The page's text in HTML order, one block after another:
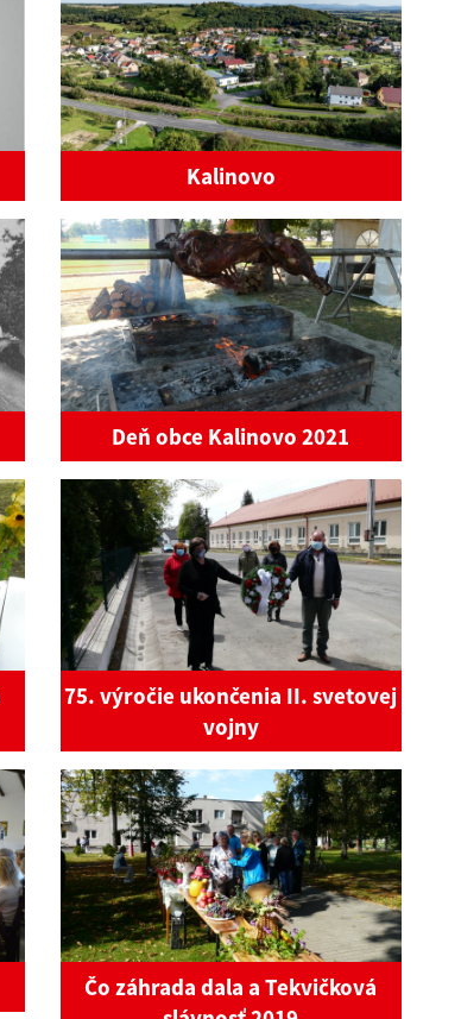
Kalinovo
Deň obce Kalinovo 2021
75. výročie ukončenia II. svetovej
vojny
Čo záhrada dala a Tekvičková